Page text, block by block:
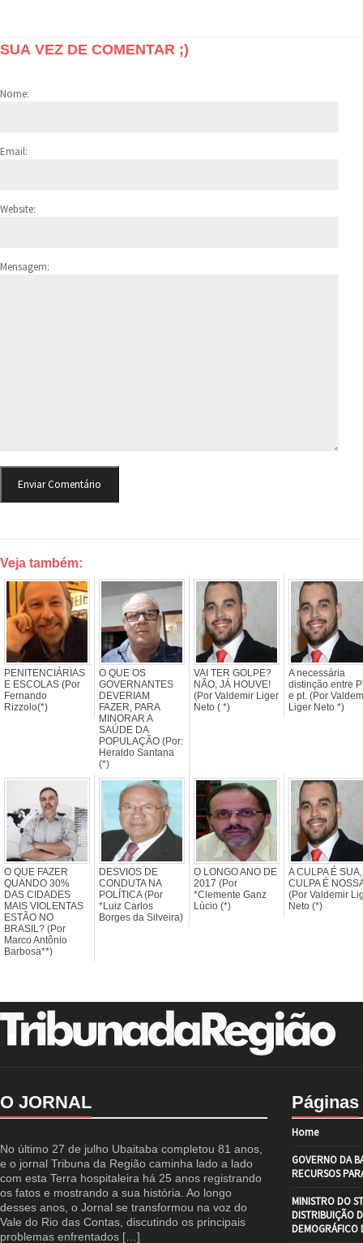
SUA VEZ DE COMENTAR ;)
Nome:
Email:
Website:
Mensagem:
Veja também:
PENITENCIÁRIAS
E ESCOLAS (Por
Fernando
Rizzolo(*)
O QUE OS
GOVERNANTES
DEVERIAM
FAZER, PARA
MINORAR A
SAÚDE DA
POPULAÇÃO (Por:
Heraldo Santana
(*)
VAI TER GOLPE?
NÃO, JÁ HOUVE!
(Por Valdemir Liger
Neto ( *)
A necessária
distinção entre
e pt. (Por
Liger Neto *)
O QUE FAZER
QUANDO 30%
DAS CIDADES
MAIS VIOLENTAS
ESTÃO NO
BRASIL? (Por
Marco Antônio
Barbosa**)
DESVIOS DE
CONDUTA NA
POLÍTICA (Por
*Luiz Carlos
Borges da Silveira)
O LONGO ANO DE
2017 (Por
*Clemente Ganz
Lúcio (*)
A CULPA É SUA,
CULPA É
(Por Valdemir
Neto (*)
O JORNAL
No último 27 de julho Ubaitaba completou 81 anos,
e o jornal Tribuna da Região caminha lado a lado
com esta Terra hospitaleira há 25 anos registrando
os fatos e mostrando a sua história. Ao longo
desses anos, o Jornal se transformou na voz do
Vale do Rio das Contas, discutindo os principais
problemas enfrentados […]
Páginas
Home
GOVERNO DA
RECURSOS
MINISTRO DO
DISTRIBUIÇÃO
DEMOGRÁFICO